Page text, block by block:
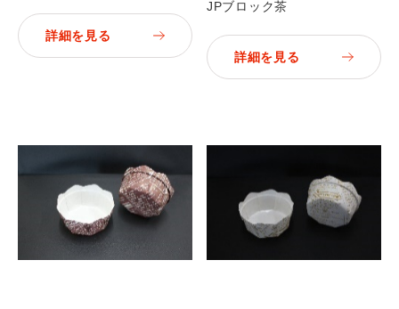
詳細を見る
JPブロック茶
詳細を見る